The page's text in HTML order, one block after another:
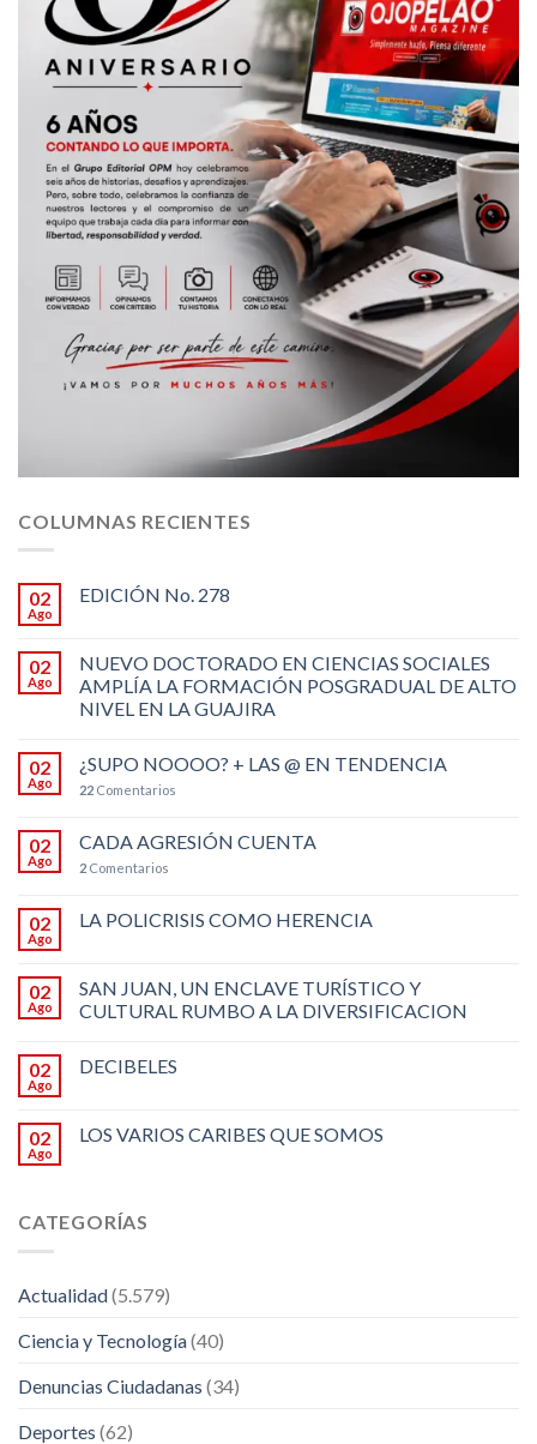
COLUMNAS RECIENTES
02
Ago
EDICIÓN No. 278
02
Ago
NUEVO DOCTORADO EN CIENCIAS SOCIALES
AMPLÍA LA FORMACIÓN POSGRADUAL DE ALTO
NIVEL EN LA GUAJIRA
02
Ago
¿SUPO NOOOO? + LAS @ EN TENDENCIA
22 Comentarios
02
Ago
CADA AGRESIÓN CUENTA
2 Comentarios
02
Ago
LA POLICRISIS COMO HERENCIA
02
Ago
SAN JUAN, UN ENCLAVE TURÍSTICO Y
CULTURAL RUMBO A LA DIVERSIFICACION
02
Ago
DECIBELES
02
Ago
LOS VARIOS CARIBES QUE SOMOS
CATEGORÍAS
Actualidad(5.579)
Ciencia y Tecnología(40)
Denuncias Ciudadanas (34)
Deportes (62)